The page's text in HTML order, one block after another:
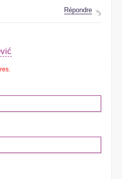
Répondre